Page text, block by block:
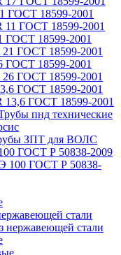
ГОСТ 18599-2001
ГОСТ 18599-2001
ГОСТ 18599-2001
ГОСТ 18599-2001
ГОСТ Р 50838-2009
стали